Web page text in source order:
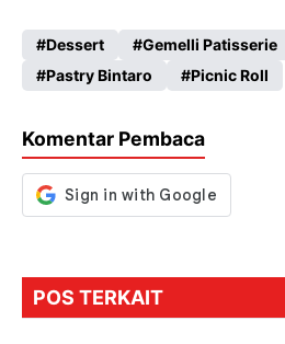
b
o
k
ts
A
p
gr
a
se
n
er
Dessert Gemelli Patisserie
Pastry Bintaro
Picnic Roll
Komentar Pembaca
POS TERKAIT